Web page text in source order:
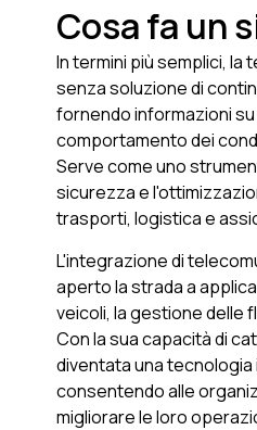
Cosa fa un
In termini più semplici,
senza soluzione di
fornendo informazioni
comportamento dei
Serve come uno
sicurezza e
trasporti, logistica e
L'integrazione di
aperto la strada a
veicoli, la gestione delle
Con la sua capacità di
diventata una tecnologia
consentendo alle
migliorare le loro